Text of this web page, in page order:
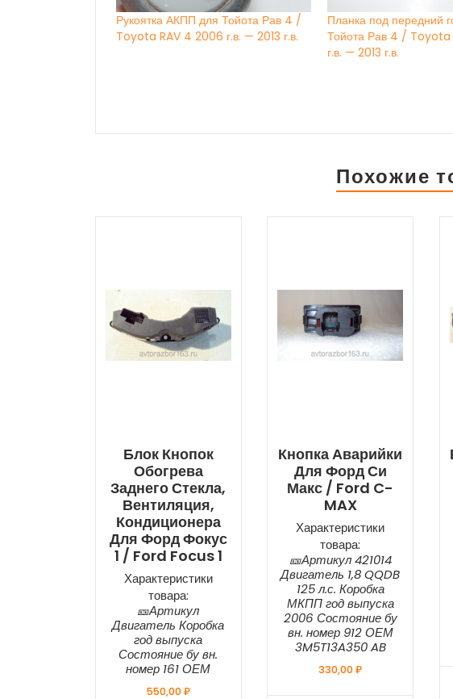
Рукоятка АКПП для Тойота Рав 4 /
Toyota RAV 4 2006 г.в. — 2013 г.в.
Планка под передний
Тойота Рав 4 / Toyota
г.в. — 2013 г.в.
Похожие
Блок Кнопок
Обогрева
Заднего Стекла,
Вентиляция,
Кондиционера
Для Форд Фокус
1 / Ford Focus 1
Характеристики
товара:
🎫Артикул
Двигатель Коробка
год выпуска
Состояние бу вн.
номер 161 ОЕМ
550,00₽
Кнопка Аварийки
Для Форд Си
Макс / Ford C-
MAX
Характеристики
товара:
🎫Артикул 421014
Двигатель 1,8 QQDB
125 л.с. Коробка
МКПП год выпуска
2006 Состояние бу
вн. номер 912 ОЕМ
3M5T13A350 AB
330,00₽